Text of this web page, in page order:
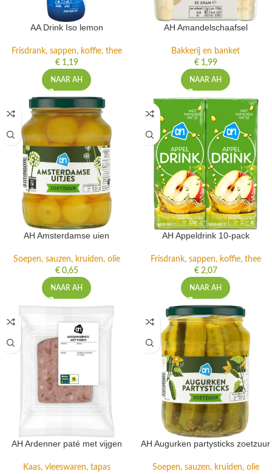
AA Drink Iso lemon
Frisdrank, sappen, koffie, thee
€1,19
NAAR AH
AH Amandelschaafsel
Bakkerij en banket
€1,99
NAAR AH
AH Amsterdamse uien
Soepen, sauzen, kruiden, olie
€0,65
NAAR AH
AH Appeldrink 10-pack
Frisdrank, sappen, koffie, thee
€2,07
NAAR AH
AH Ardenner paté met vijgen
Kaas, vleeswaren, tapas
AH Augurken partysticks zoetzuur
Soepen, sauzen, kruiden, olie